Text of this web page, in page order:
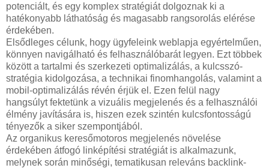
potenciált, és egy komplex stratégiát dolgoznak ki a
hatékonyabb láthatóság és magasabb rangsorolás elérése
érdekében.
Elsődleges célunk, hogy ügyfeleink weblapja egyértelműen,
könnyen navigálható és felhasználóbarát legyen. Ezt többek
között a tartalmi és szerkezeti optimalizálás, a kulcsszó-
stratégia kidolgozása, a technikai finomhangolás, valamint a
mobil-optimalizálás révén érjük el. Ezen felül nagy
hangsúlyt fektetünk a vizuális megjelenés és a felhasználói
élmény javítására is, hiszen ezek szintén kulcsfontosságú
tényezők a siker szempontjából.
Az organikus keresőmotoros megjelenés növelése
érdekében átfogó linképítési stratégiát is alkalmazunk,
melynek során minőségi, tematikusan releváns backlink-